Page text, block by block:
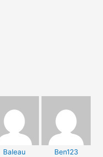
Baleau Ben123